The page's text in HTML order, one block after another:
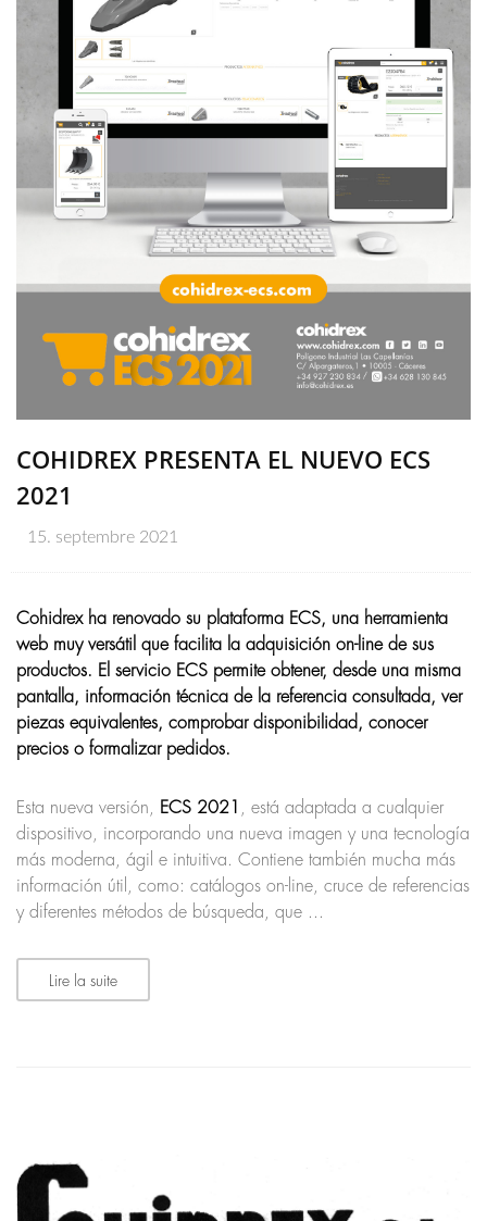
COHIDREX PRESENTA EL NUEVO ECS
2021
15. septembre 2021
Cohidrex ha renovado su plataforma ECS, una herramienta
web muy versátil que facilita la adquisición on-line de sus
productos. El servicio ECS permite obtener, desde una misma
pantalla, información técnica de la referencia consultada, ver
piezas equivalentes, comprobar disponibilidad, conocer
precios o formalizar pedidos.
Esta nueva versión, ECS 2021
, está adaptada a cualquier
dispositivo, incorporando una nueva imagen y una tecnología
más moderna, ágil e intuitiva. Contiene también mucha más
información útil, como: catálogos on-line, cruce de referencias
y diferentes métodos de búsqueda, que ...
Lire la suite